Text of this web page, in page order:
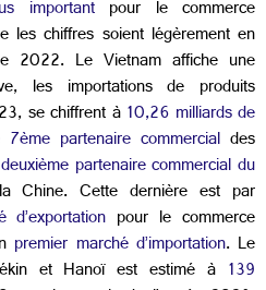
importantpour le commerce
les chiffres soient légèrement en
2022. Le Vietnam affiche une
les importations de produits
se chiffrent à10,26 milliards de
7ème partenaire commercial des
partenaire commercial du
Chine. Cette dernière est par
pour le commerce
premier marché d’importation. Le
et Hanoï est estimé à 139